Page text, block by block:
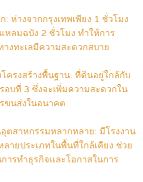
: ห่างจากกรุงเทพเพียง 1 ชั่วโมง
หลมฉบัง 2 ชั่วโมง ทำให้การ
งทะเลมีความสะดวกสบาย
ครงสร้างพื้นฐาน: ที่ดินอยู่ใกล้กับ
บที่ 3 ซึ่งจะเพิ่มความสะดวกใน
ขนส่งในอนาคต
อุตสาหกรรมหลากหลาย: มีโรงงาน
ายประเภทในพื้นที่ใกล้เคียง ช่วย
ารทำธุรกิจและโอกาสในการ